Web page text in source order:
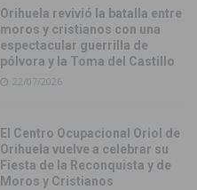
Orihuela revivió la batalla entre
moros y cristianos con una
espectacular guerrilla de
pólvora y la Toma del Castillo
22/07/2026
El Centro Ocupacional Oriol de
Orihuela vuelve a celebrar su
Fiesta de la Reconquista y de
Moros y Cristianos